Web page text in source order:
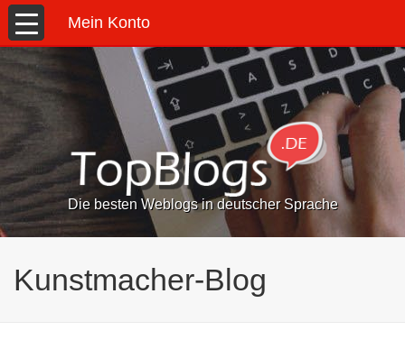
Mein Konto
Die besten Weblogs in deutscher Sprache
Kunstmacher-Blog